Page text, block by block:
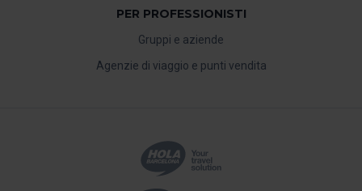
PER PROFESSIONISTI
Gruppi e aziende
Agenzie di viaggio e punti vendita